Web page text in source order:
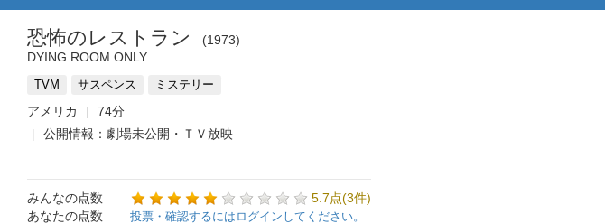
恐怖のレストラン
1973
DYING ROOM ONLY
TVM サスペンス ミステリー
アメリカ
74分
公開情報：劇場未公開・ＴＶ放映
みんなの点数
5.7点(3件)
あなたの点数
投票・確認するにはログインしてください。